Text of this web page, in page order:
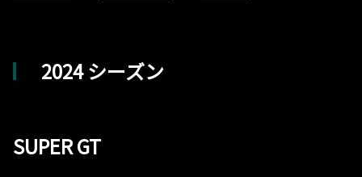
2024 シーズン
SUPER GT